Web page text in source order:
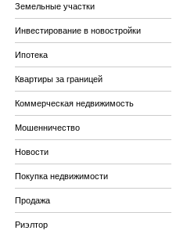
Земельные участки
Инвестирование в новостройки
Ипотека
Квартиры за границей
Коммерческая недвижимость
Мошенничество
Новости
Покупка недвижимости
Продажа
Риэлтор